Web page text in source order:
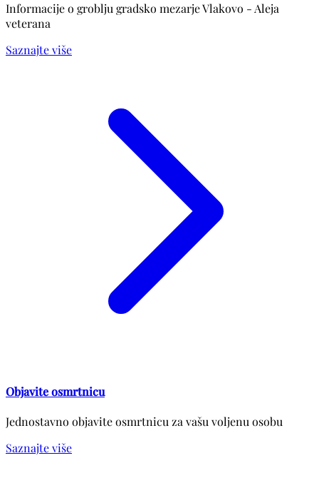
Informacije o groblju gradsko mezarje Vlakovo - Aleja
veterana
Saznajte više
Objavite osmrtnicu
Jednostavno objavite osmrtnicu za vašu voljenu osobu
Saznajte više